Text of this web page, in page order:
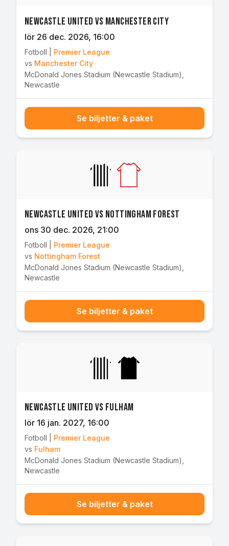
Newcastle United vs Manchester City
lör 26 dec. 2026, 16:00
Fotboll
Premier League
vs Manchester City
McDonald Jones Stadium (Newcastle Stadium)
Newcastle
Se biljetter & paket
Newcastle United vs Nottingham Forest
ons 30 dec. 2026, 21:00
Fotboll
Premier League
vs Nottingham Forest
McDonald Jones Stadium (Newcastle Stadium)
Newcastle
Se biljetter & paket
Newcastle United vs Fulham
lör 16 jan. 2027, 16:00
Fotboll
Premier League
vs Fulham
McDonald Jones Stadium (Newcastle Stadium)
Newcastle
Se biljetter & paket